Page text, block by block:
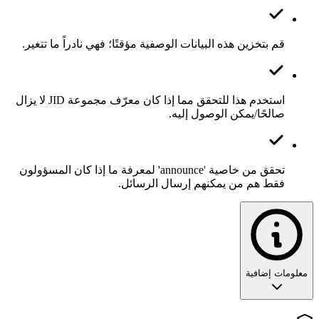
قم بتخزين هذه البيانات الوصفية مؤقتًا؛ فهي نادراً ما تتغير.
استخدم هذا للتحقق مما إذا كان معرّف مجموعة JID لا يزال
صالحًا/يمكن الوصول إليه.
تحقق من خاصية 'announce' لمعرفة ما إذا كان المسؤولون
فقط هم من يمكنهم إرسال الرسائل.
معلومات إضافية